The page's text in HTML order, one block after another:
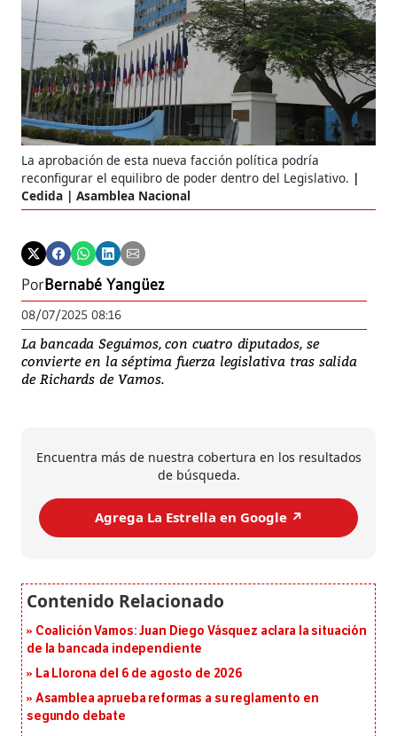
La aprobación de esta nueva facción política podría
reconfigurar el equilibro de poder dentro del Legislativo.
Cedida | Asamblea Nacional
PorBernabé Yangüez
08/07/2025 08:16
La bancada Seguimos, con cuatro diputados, se
convierte en la séptima fuerza legislativa tras salida
de Richards de Vamos.
Encuentra más de nuestra cobertura en los resultados
de búsqueda.
Agrega La Estrella en Google ↗️
Coalición Vamos: Juan Diego Vásquez aclara la situación
de la bancada independiente
La Llorona del 6 de agosto de 2026
Asamblea aprueba reformas a su reglamento en
segundo debate